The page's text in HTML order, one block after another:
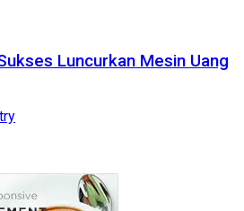
Luncurkan Mesin Uang